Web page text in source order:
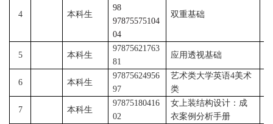
4 本科生
98
97875575104
04
双重基础
5 本科生
97875621763
81
应用透视基础
6 本科生
97875624956
97
艺术类大学英语4美术
类
7 本科生
97875180416
02
女上装结构设计：成
衣案例分析手册